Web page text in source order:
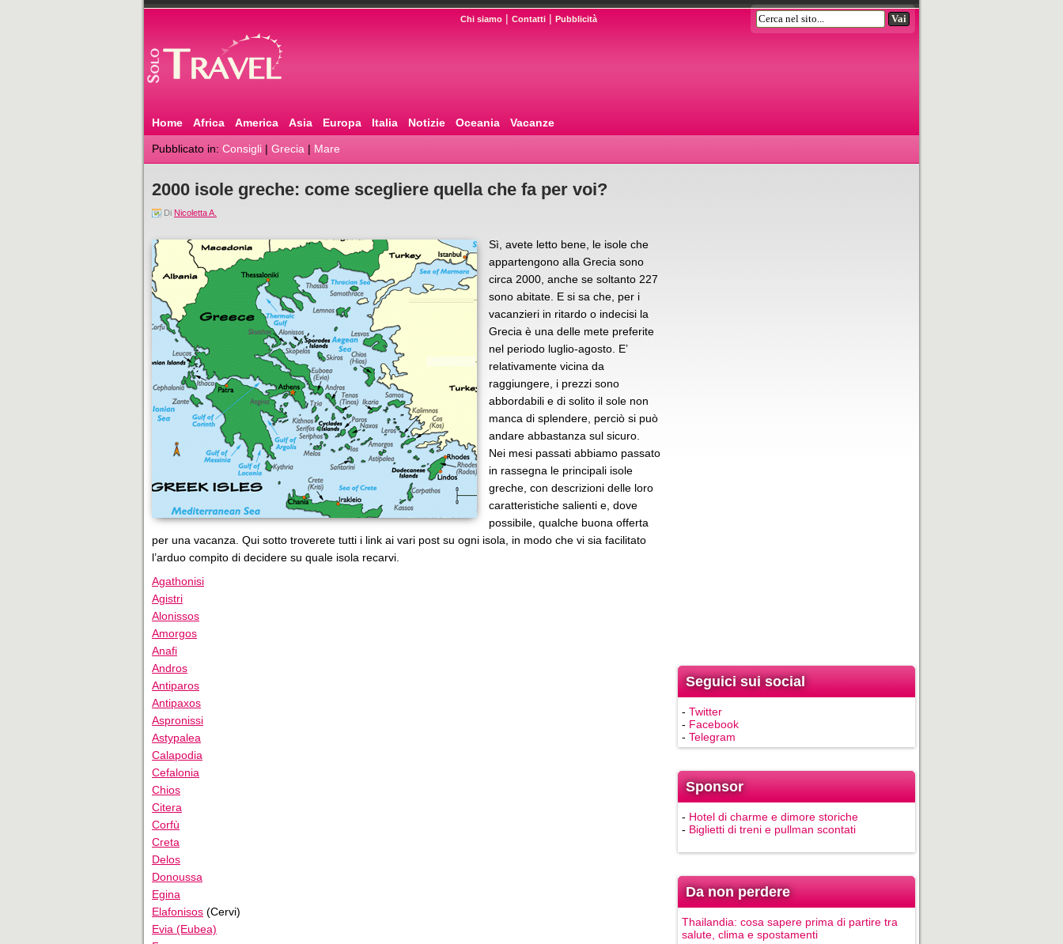
Chi siamo | Contatti | Pubblicità
Home Africa America Asia Europa Italia Notizie Oceania Vacanze
Pubblicato in: Consigli | Grecia | Mare
2000 isole greche: come scegliere quella che fa per voi?
Di Nicoletta A.
Sì, avete letto bene, le isole che
appartengono alla Grecia sono
circa 2000, anche se soltanto 227
sono abitate. E si sa che, per i
vacanzieri in ritardo o indecisi la
Grecia è una delle mete preferite
nel periodo luglio-agosto. E’
relativamente vicina da
raggiungere, i prezzi sono
abbordabili e di solito il sole non
manca di splendere, perciò si può
andare abbastanza sul sicuro.
Nei mesi passati abbiamo passato
in rassegna le principali isole
greche, con descrizioni delle loro
caratteristiche salienti e, dove
possibile, qualche buona offerta
per una vacanza. Qui sotto troverete tutti i link ai vari post su ogni isola, in modo che vi sia facilitato
l’arduo compito di decidere su quale isola recarvi.
Agathonisi
Agistri
Alonissos
Amorgos
Anafi
Andros
Antiparos
Antipaxos
Aspronissi
Astypalea
Calapodia
Cefalonia
Chios
Citera
Corfù
Creta
Delos
Donoussa
Egina
Elafonisos (Cervi)
Evia (Eubea)
Seguici sui social
- Twitter
- Facebook
- Telegram
Sponsor
- Hotel di charme e dimore storiche
- Biglietti di treni e pullman scontati
Da non perdere
Thailandia: cosa sapere prima di partire tra
salute, clima e spostamenti